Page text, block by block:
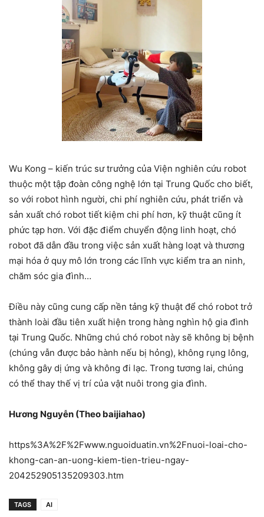
Wu Kong – kiến trúc sư trưởng của Viện nghiên cứu robot
thuộc một tập đoàn công nghệ lớn tại Trung Quốc cho biết,
so với robot hình người, chi phí nghiên cứu, phát triển và
sản xuất chó robot tiết kiệm chi phí hơn, kỹ thuật cũng ít
phức tạp hơn. Với đặc điểm chuyển động linh hoạt, chó
robot đã dẫn đầu trong việc sản xuất hàng loạt và thương
mại hóa ở quy mô lớn trong các lĩnh vực kiểm tra an ninh,
chăm sóc gia đình…
Điều này cũng cung cấp nền tảng kỹ thuật để chó robot trở
thành loài đầu tiên xuất hiện trong hàng nghìn hộ gia đình
tại Trung Quốc. Những chú chó robot này sẽ không bị bệnh
(chúng vẫn được bảo hành nếu bị hỏng), không rụng lông,
không gây dị ứng và không đi lạc. Trong tương lai, chúng
có thể thay thế vị trí của vật nuôi trong gia đình.
Hương Nguyễn (Theo baijiahao)
https%3A%2F%2Fwww.nguoiduatin.vn%2Fnuoi-loai-cho-
khong-can-an-uong-kiem-tien-trieu-ngay-
204252905135209303.htm
TAGS AI